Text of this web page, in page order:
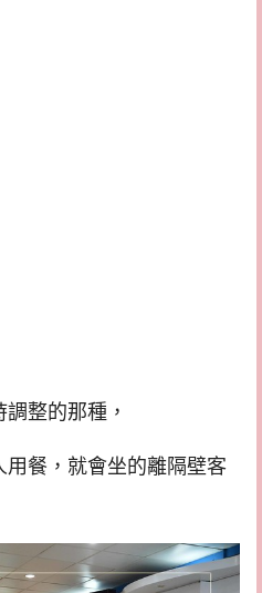
整的那種，
餐，就會坐的離隔壁客